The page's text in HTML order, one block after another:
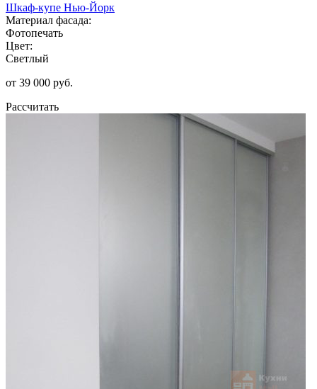
Шкаф-купе Нью-Йорк
Материал фасада:
Фотопечать
Цвет:
Светлый
от 39 000 руб.
Рассчитать